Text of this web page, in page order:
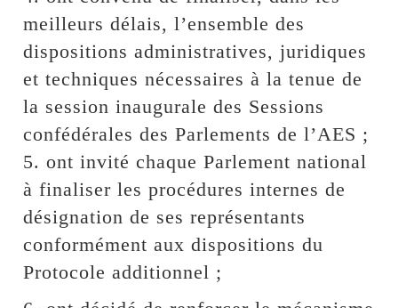
meilleurs délais, l’ensemble des
dispositions administratives, juridiques
et techniques nécessaires à la tenue de
la session inaugurale des Sessions
confédérales des Parlements de l’AES ;
5. ont invité chaque Parlement national
à finaliser les procédures internes de
désignation de ses représentants
conformément aux dispositions du
Protocole additionnel ;